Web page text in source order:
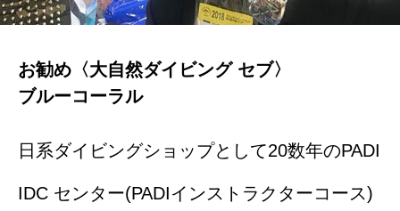
お勧め〈大自然ダイビング セブ〉
ブルーコーラル
日系ダイビングショップとして20数年のPADI
IDC センター(PADIインストラクターコース)